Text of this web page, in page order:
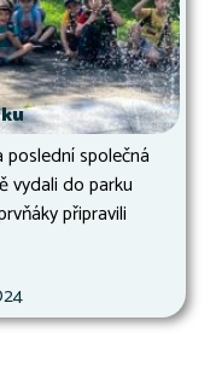
společná
vydali do parku
připravili